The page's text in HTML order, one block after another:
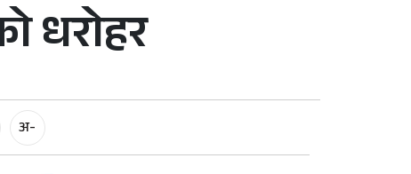
धरोहर
अ-